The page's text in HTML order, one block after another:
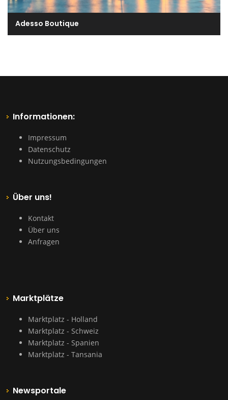
Adesso Boutique
Informationen:
Impressum
Datenschutz
Nutzungsbedingungen
Über uns!
Kontakt
Über uns
Anfragen
Marktplätze
Marktplatz - Holland
Marktplatz - Schweiz
Marktplatz - Spanien
Marktplatz - Tansania
Newsportale